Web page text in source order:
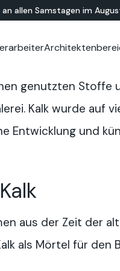
allen Samstagen im
Mikroterrazzo
die Öffentlichkeit
draußen
und Gehwege
News Unterlagen
genutzten Stoffe
Kalk wurde auf
Entwicklung und
aus der Zeit der
als Mörtel für den